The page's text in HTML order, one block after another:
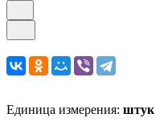
Единица измерения: штук